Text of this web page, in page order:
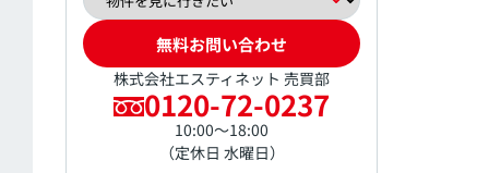
無料お問い合わせ
株式会社エスティネット 売買部
0120-72-0237
10:00～18:00
（定休日 水曜日）